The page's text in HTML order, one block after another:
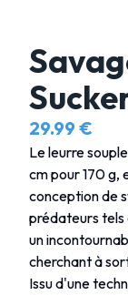
29.99 €
Le leurre
cm pour 170 g,
conception de
prédateurs tels
un
cherchant à
Issu d'une